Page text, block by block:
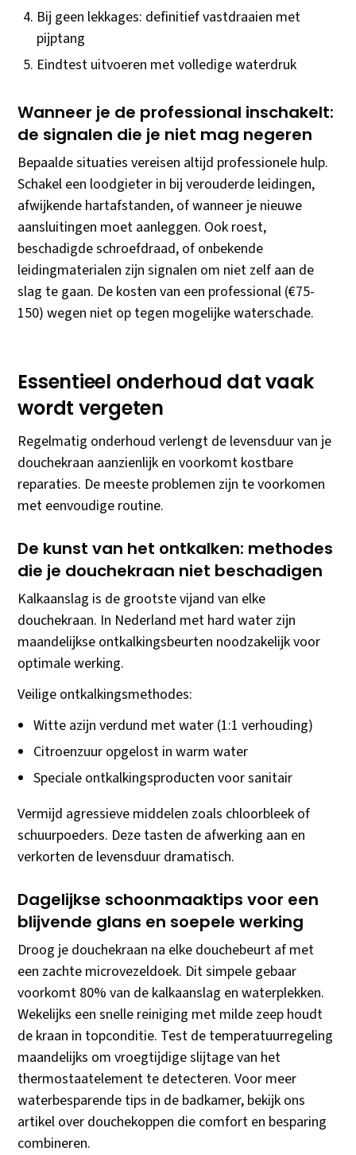
Bij geen lekkages: definitief vastdraaien met
pijptang
Eindtest uitvoeren met volledige waterdruk
Wanneer je de professional inschakelt:
de signalen die je niet mag negeren
Bepaalde situaties vereisen altijd professionele hulp.
Schakel een loodgieter in bij verouderde leidingen,
afwijkende hartafstanden, of wanneer je nieuwe
aansluitingen moet aanleggen. Ook roest,
beschadigde schroefdraad, of onbekende
leidingmaterialen zijn signalen om niet zelf aan de
slag te gaan. De kosten van een professional (€75-
150) wegen niet op tegen mogelijke waterschade.
Essentieel onderhoud dat vaak
wordt vergeten
Regelmatig onderhoud verlengt de levensduur van je
douchekraan aanzienlijk en voorkomt kostbare
reparaties. De meeste problemen zijn te voorkomen
met eenvoudige routine.
De kunst van het ontkalken: methodes
die je douchekraan niet beschadigen
Kalkaanslag is de grootste vijand van elke
douchekraan. In Nederland met hard water zijn
maandelijkse ontkalkingsbeurten noodzakelijk voor
optimale werking.
Veilige ontkalkingsmethodes:
Witte azijn verdund met water (1:1 verhouding)
Citroenzuur opgelost in warm water
Speciale ontkalkingsproducten voor sanitair
Vermijd agressieve middelen zoals chloorbleek of
schuurpoeders. Deze tasten de afwerking aan en
verkorten de levensduur dramatisch.
Dagelijkse schoonmaaktips voor een
blijvende glans en soepele werking
Droog je douchekraan na elke douchebeurt af met
een zachte microvezeldoek. Dit simpele gebaar
voorkomt 80% van de kalkaanslag en waterplekken.
Wekelijks een snelle reiniging met milde zeep houdt
de kraan in topconditie. Test de temperatuurregeling
maandelijks om vroegtijdige slijtage van het
thermostaatelement te detecteren. Voor meer
waterbesparende tips in de badkamer, bekijk ons
artikel over douchekoppen die comfort en besparing
combineren.